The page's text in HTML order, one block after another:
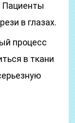
Пациенты
в глазах.
процесс
в ткани